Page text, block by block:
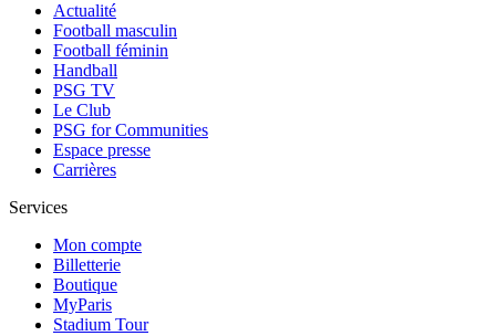
Actualité
Football masculin
Football féminin
Handball
PSG TV
Le Club
PSG for Communities
Espace presse
Carrières
Services
Mon compte
Billetterie
Boutique
MyParis
Stadium Tour